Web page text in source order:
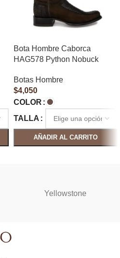
Bota Hombre Caborca
HAG578 Python Nobuck
Botas Hombre
$4,050
COLOR
TALLA
AÑADIR AL CARRITO
Yellowstone